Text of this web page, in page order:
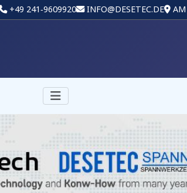
+49 241‑9609920 INFO@DESETEC.DE